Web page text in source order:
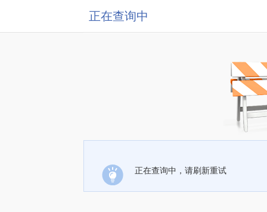
正在查询中
正在查询中，请刷新重试